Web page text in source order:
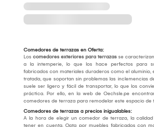
Comedores de terrazas en Oferta:
Los comedores exteriores para terrazas se
a la intemperie, lo que los hace perfectos para
fabricados con materiales duraderos como el aluminio,
tratada, que soportan sin problemas las inclemencias
suele ser ligero y fácil de transportar, lo que los
práctica. Por ello, en la web de Oechsle.pe
comedores de terraza para remodelar este espacio de
Comedores de terrazas a precios inigualables:
A la hora de elegir un comedor de terraza, la
tener en cuenta. Opta por muebles fabricados con